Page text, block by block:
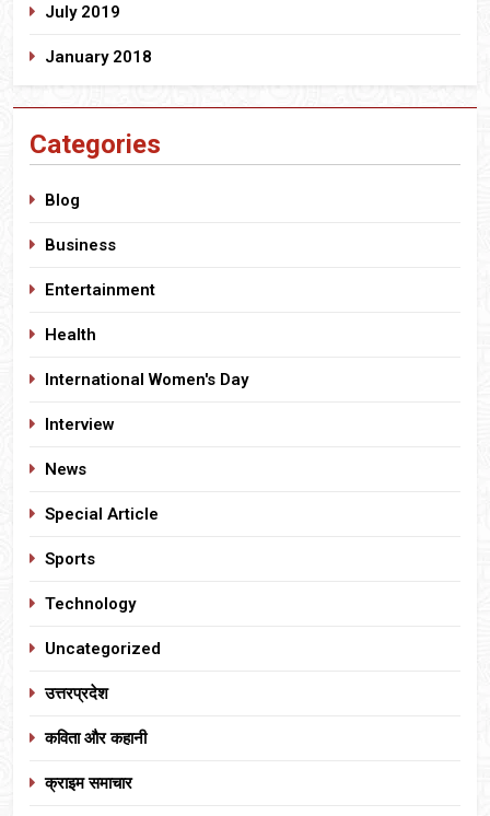
July 2019
January 2018
Categories
Blog
Business
Entertainment
Health
International Women's Day
Interview
News
Special Article
Sports
Technology
Uncategorized
उत्तरप्रदेश
कविता और कहानी
क्राइम समाचार